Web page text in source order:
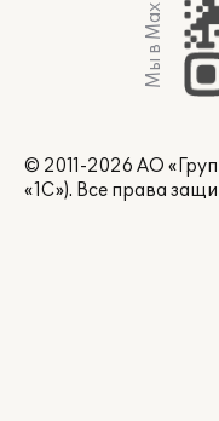
Мы в Max
© 2011-2026 АО
«1С»). Все права